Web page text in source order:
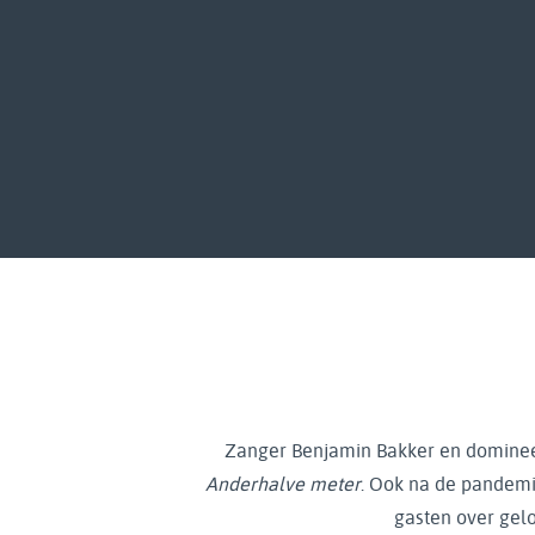
Zanger Benjamin Bakker en
Anderhalve meter. Ook na de
gasten over